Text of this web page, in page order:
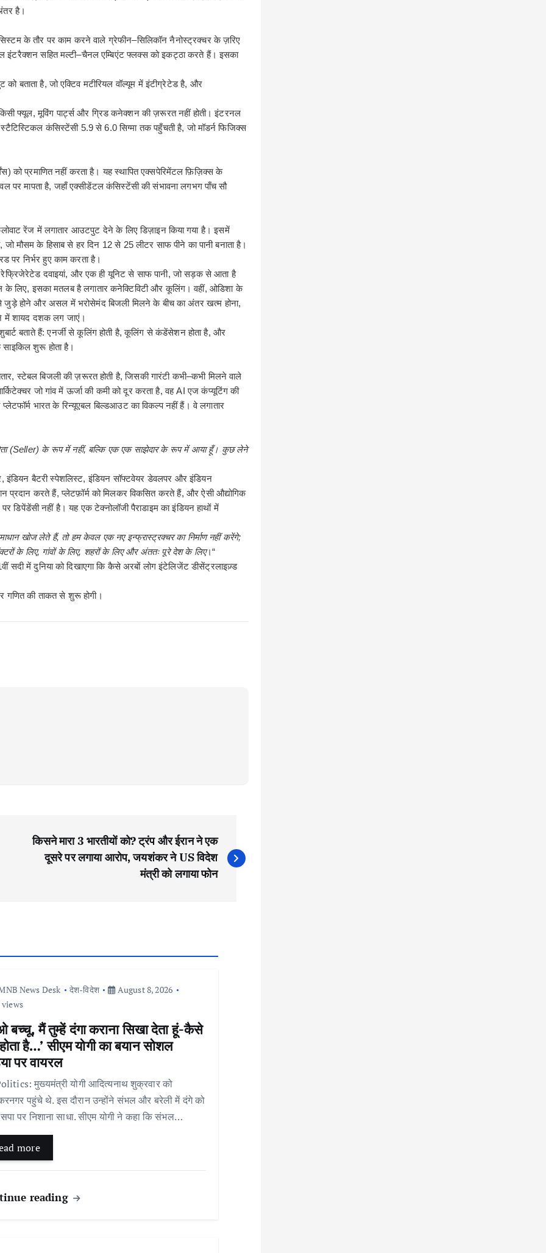
है।
के तौर पर काम करने वाले ग्रेफीन–सिलिकॉन नैनोस्ट्रक्चर के ज़रिए
इंटरैक्शन सहित मल्टी–चैनल एम्बिएंट फ्लक्स को इकट्ठा करते हैं। इसका
बताता है,जो एक्टिव मटीरियल वॉल्यूम में इंटीग्रेटेड है, और
फ्यूल,मूविंग पार्ट्स और ग्रिड कनेक्शन की ज़रूरत नहीं होती। इंटरनल
स्टैटिस्टिकल कंसिस्टेंसी 5.9से6.0सिग्मा तक पहुँचती है,जो मॉडर्न फिजिक्स
)को प्रमाणित नहीं करता है। यह स्थापित एक्सपेरिमेंटल फ़िज़िक्स के
पर मापता है,जहाँ एक्सीडेंटल कंसिस्टेंसी की संभावना लगभग पाँच सौ
रेंज में लगातार आउटपुट देने के लिए डिज़ाइन किया गया है। इसमें
,जो मौसम के हिसाब से हर दिन 12से 25लीटर साफ पीने का पानी बनाता है।
पर निर्भर हुए काम करता है।
रेफ्रिजेरेटेड दवाइयां, और एक ही यूनिट से साफ पानी,जो सड़क से आता है
के लिए,इसका मतलब है लगातार कनेक्टिविटी और कूलिंग। वहीं, ओडिशा के
जुड़े होने और असल मेंभरोसेमंद बिजली मिलने के बीच का अंतर खत्म होना,
में शायद दशक लग जाएं।
बताते हैं:एनर्जी से कूलिंग होती है,कूलिंग से कंडेंसेशन होता है, और
साइकिल शुरू होता है।
,स्टेबल बिजली की ज़रूरत होती है,जिसकी गारंटी कभी–कभी मिलने वाले
जो गांव में ऊर्जा की कमी को दूर करता है,वहAIएज कंप्यूटिंगकी
भारत के रिन्यूएबल बिल्डआउट का विकल्प नहीं हैं। वे लगातार
(Seller) के रूप में नहीं, बल्कि एक एक साझेदार केरूप में आया हूँ। कुछ लेने
,इंडियन बैटरी स्पेशलिस्ट,इंडियन सॉफ्टवेयर डेवलपर और इंडियन
प्रदान करते हैं,प्लेटफ़ॉर्म को मिलकर विकसित करते हैं, और ऐसी औद्योगिक
डिपेंडेंसी नहीं है। यह एक टेक्नोलॉजी पैराडाइम का इंडियन हाथों में
खोज लेते हैं, तो हम केवल एक नए इन्फ्रास्ट्रक्चर का निर्माण नहीं करेंगे;
के लिए, गांवों के लिए, शहरों के लिए और अंततः पूरे देश के लिए।“
वीं सदी में दुनिया को दिखाएगा कि कैसे अरबों लोग इंटेलिजेंट डीसेंट्रलाइज़्ड
गणित की ताकत से शुरू होगी।
किसने मारा 3 भारतीयों को? ट्रंप और ईरान ने एक
दूसरे पर लगाया आरोप, जयशंकर ने US विदेश
मंत्री को लगाया फोन
News Desk देश-विदेश
August 8, 2026
views
मैं तुम्हें दंगा कराना सिखा देता हूं-कैसे
है…’ सीएम योगी का बयान सोशल
पर वायरल
मुख्यमंत्री योगी आदित्यनाथ शुक्रवार को
पहुंचे थे. इस दौरान उन्होंने संभल और बरेली में दंगे को
पर निशाना साधा. सीएम योगी ने कहा कि संभल…
more
reading